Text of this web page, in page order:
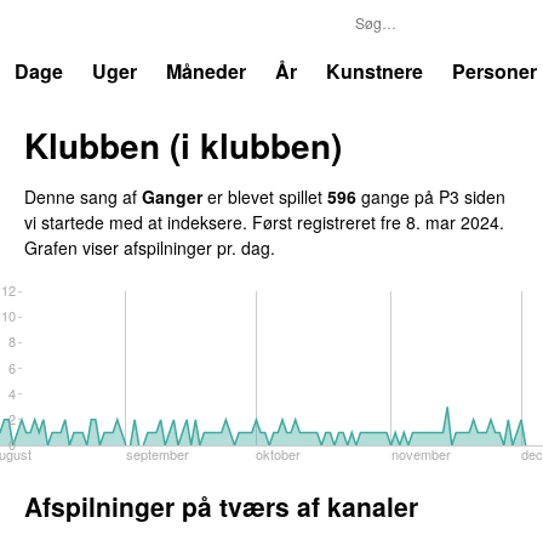
Dage
Uger Måneder År Kunstnere Personer
Klubben (i klubben)
Denne sang af Gangerer blevet spillet 596 gange på P3 siden
vi startede med at indeksere. Først registreret fre 8. mar 2024.
Grafen viser afspilninger pr. dag.
september oktober november
0
2
4
6
8
10
12
Afspilninger på tværs af kanaler